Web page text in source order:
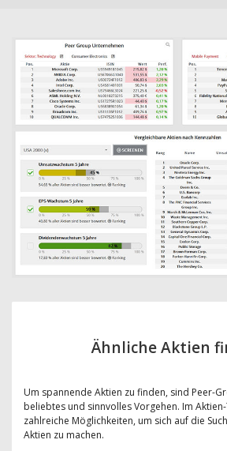
Ähnliche Aktien
Um spannende Aktien zu finden, sind Peer-
beliebtes und sinnvolles Vorgehen. Im
zahlreiche Möglichkeiten, um sich auf die
Aktien zu machen.